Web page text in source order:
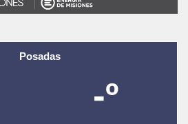
Posadas
-º